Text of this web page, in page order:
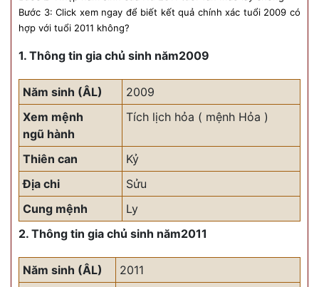
Bước 3: Click xem ngay để biết kết quả chính xác tuổi 2009 có
hợp với tuổi 2011 không?
1. Thông tin gia chủ sinh năm2009
Năm sinh (ÂL)
2009
Xem mệnh
ngũ hành
Tích lịch hỏa ( mệnh Hỏa )
Thiên can
Kỷ
Địa chi
Sửu
Cung mệnh
Ly
2. Thông tin gia chủ sinh năm2011
Năm sinh (ÂL)
2011